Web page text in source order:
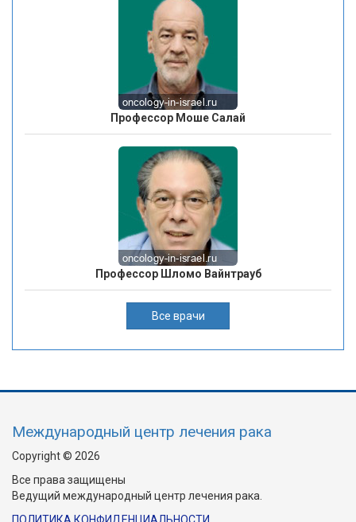
Профессор Моше Салай
Профессор Шломо Вайнтрауб
Все врачи
Международный центр лечения рака
Copyright © 2026
Все права защищены
Ведущий международный центр лечения рака.